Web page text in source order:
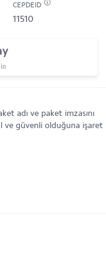
CEPDEID
11510
adı ve paket imzasını
ve güvenli olduğuna işaret